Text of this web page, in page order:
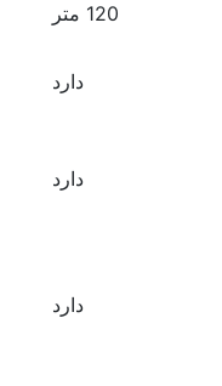
120 متر
دارد
دارد
دارد